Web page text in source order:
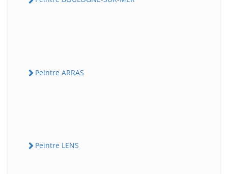
Peintre ARRAS
Peintre LENS